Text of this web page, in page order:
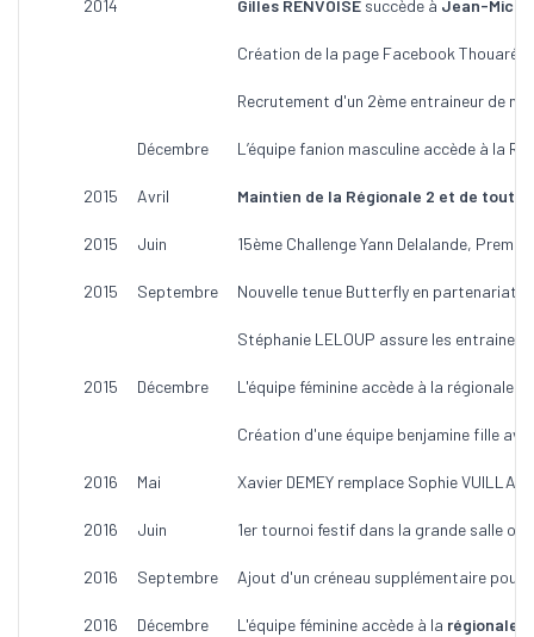
2014 Gilles RENVOISÉ succède à Jean-
Création de la page Facebook Thouaré
Recrutement d'un 2ème entraineur de
Décembre L’équipe fanion masculine accède à la
2015 Avril Maintien de la Régionale 2 et de
2015 Juin 15ème Challenge Yann Delalande,
2015 Septembre Nouvelle tenue Butterfly en partenariat
Stéphanie LELOUP assure les
2015 Décembre L'équipe féminine accède à la régionale 2.
Création d'une équipe benjamine fille
2016 Mai Xavier DEMEY remplace Sophie
2016 Juin 1er tournoi festif dans la grande salle
2016 Septembre Ajout d'un créneau supplémentaire pour
2016 Décembre L'équipe féminine accède à la régionale 1